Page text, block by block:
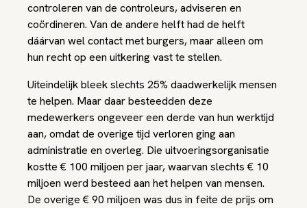
controleren van de controleurs, adviseren en
coördineren. Van de andere helft had de helft
dáárvan wel contact met burgers, maar alleen om
hun recht op een uitkering vast te stellen.
Uiteindelijk bleek slechts 25% daadwerkelijk mensen
te helpen. Maar daar besteedden deze
medewerkers ongeveer een derde van hun werktijd
aan, omdat de overige tijd verloren ging aan
administratie en overleg. Die uitvoeringsorganisatie
kostte € 100 miljoen per jaar, waarvan slechts € 10
miljoen werd besteed aan het helpen van mensen.
De overige € 90 miljoen was dus in feite de prijs om